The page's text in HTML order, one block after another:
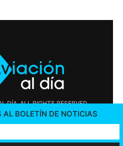
DÍA. ALL RIGHTS RESERVED
DE TRABAJO
AL BOLETÍN DE NOTICIAS